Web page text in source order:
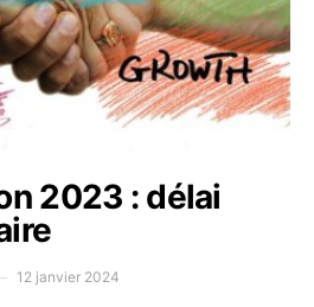
2023 : délai
12 janvier 2024